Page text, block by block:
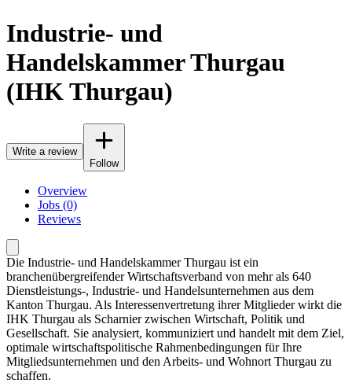
Industrie- und
Handelskammer Thurgau
(IHK Thurgau)
Write a review
Follow
Overview
Jobs (0)
Reviews
Die Industrie- und Handelskammer Thurgau ist ein
branchenübergreifender Wirtschaftsverband von mehr als 640
Dienstleistungs-, Industrie- und Handelsunternehmen aus dem
Kanton Thurgau. Als Interessenvertretung ihrer Mitglieder wirkt die
IHK Thurgau als Scharnier zwischen Wirtschaft, Politik und
Gesellschaft. Sie analysiert, kommuniziert und handelt mit dem Ziel,
optimale wirtschaftspolitische Rahmenbedingungen für Ihre
Mitgliedsunternehmen und den Arbeits- und Wohnort Thurgau zu
schaffen.